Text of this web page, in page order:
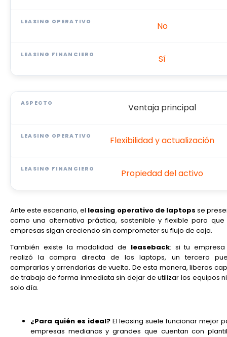
No
Sí
Ventaja principal
Flexibilidad y actualización
Propiedad del activo
Ante este escenario, el leasing operativo de laptops se
como una alternativa práctica, sostenible y flexible para que
empresas sigan creciendo sin comprometer su flujo de caja.
También existe la modalidad de leaseback: si tu
realizó la compra directa de las laptops, un tercero
comprarlas y arrendarlas de vuelta. De esta manera, liberas
de trabajo de forma inmediata sin dejar de utilizar los equipos
solo día.
¿Para quién es ideal?El leasing suele funcionar mejor
empresas medianas y grandes que cuentan con